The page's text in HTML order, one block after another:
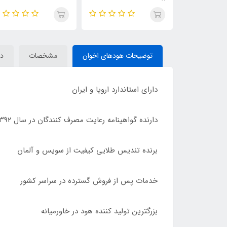
توضیحات هودهای اخوان مشخصات
دارای استاندارد اروپا و ایران
دارنده گواهینامه رعایت مصرف کنندگان در سال ۱۳۹۲
برنده تندیس طلایی کیفیت از سویس و آلمان
خدمات پس از فروش گسترده در سراسر کشور
بزرگترین تولید کننده هود در خاورمیانه